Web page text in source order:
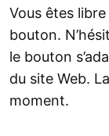
Vous êtes
bouton.
le bouton
du site Web.
moment.